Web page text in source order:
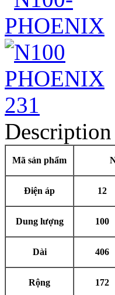
Description
Mã sản phẩm
Điện áp 12
Dung lượng 100
Dài 406
Rộng 172